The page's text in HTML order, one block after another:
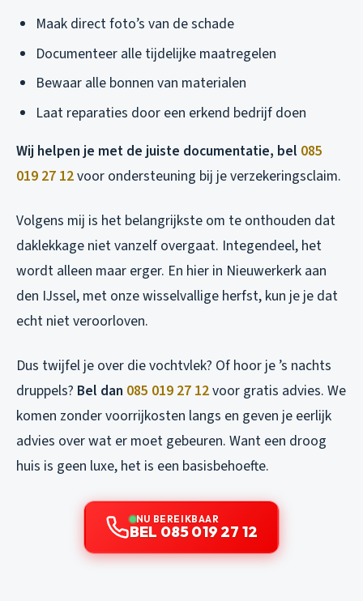
Maak direct foto’s van de schade
Documenteer alle tijdelijke maatregelen
Bewaar alle bonnen van materialen
Laat reparaties door een erkend bedrijf doen
Wij helpen je met de juiste documentatie, bel 085
019 27 12voor ondersteuning bij je verzekeringsclaim.
Volgens mij is het belangrijkste om te onthouden dat
daklekkage niet vanzelf overgaat. Integendeel, het
wordt alleen maar erger. En hier in Nieuwerkerk aan
den IJssel, met onze wisselvallige herfst, kun je je dat
echt niet veroorloven.
Dus twijfel je over die vochtvlek? Of hoor je ’s nachts
druppels? Bel dan 085 019 27 12voor gratis advies. We
komen zonder voorrijkosten langs en geven je eerlijk
advies over wat er moet gebeuren. Want een droog
huis is geen luxe, het is een basisbehoefte.
NU BEREIKBAAR
BEL 085 019 27 12